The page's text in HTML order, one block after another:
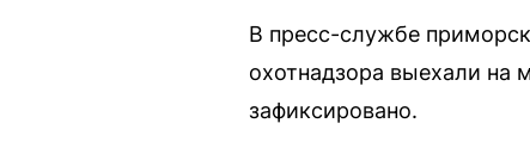
В пресс-службе
охотнадзора выехали на
зафиксировано.